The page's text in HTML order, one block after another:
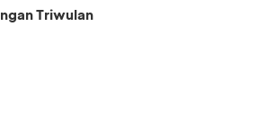
Triwulan